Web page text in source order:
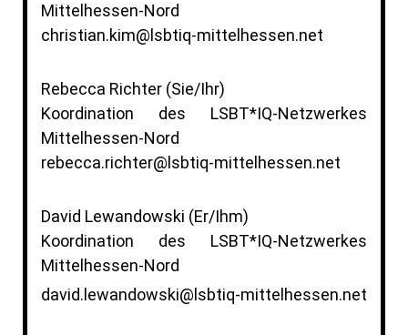
Mittelhessen-Nord
christian.kim@lsbtiq-mittelhessen.net
Rebecca Richter (Sie/Ihr)
Koordination des LSBT*IQ-Netzwerkes
Mittelhessen-Nord
rebecca.richter@lsbtiq-mittelhessen.net
David Lewandowski (Er/Ihm)
Koordination des LSBT*IQ-Netzwerkes
Mittelhessen-Nord
david.lewandowski@lsbtiq-mittelhessen.net